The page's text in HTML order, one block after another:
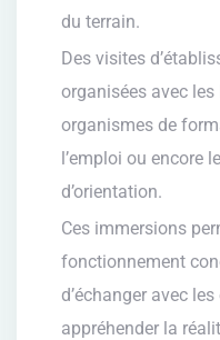
du terrain.
Des visites
organisées avec
organismes de
l’emploi ou encore
d’orientation.
Ces immersions
fonctionnement
d’échanger avec
appréhender la